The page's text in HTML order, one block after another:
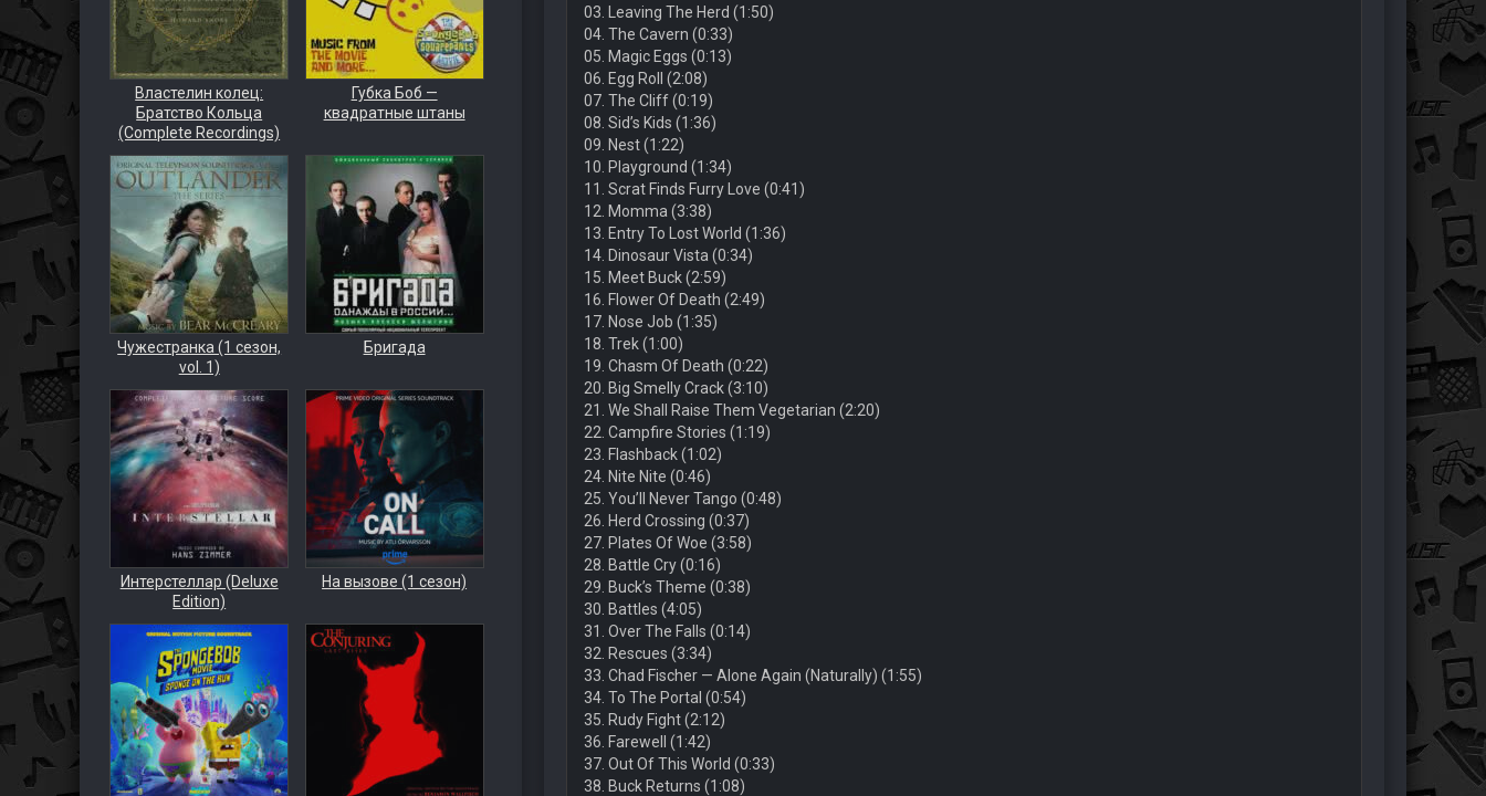
Властелин колец:
Братство Кольца
(Complete Recordings)
Губка Боб —
квадратные штаны
Чужестранка (1 сезон,
vol. 1)
Бригада
Интерстеллар (Deluxe
Edition)
На вызове (1 сезон)
03. Leaving The Herd (1:50)
04. The Cavern (0:33)
05. Magic Eggs (0:13)
06. Egg Roll (2:08)
07. The Cliff (0:19)
08. Sid’s Kids (1:36)
09. Nest (1:22)
10. Playground (1:34)
11. Scrat Finds Furry Love (0:41)
12. Momma (3:38)
13. Entry To Lost World (1:36)
14. Dinosaur Vista (0:34)
15. Meet Buck (2:59)
16. Flower Of Death (2:49)
17. Nose Job (1:35)
18. Trek (1:00)
19. Chasm Of Death (0:22)
20. Big Smelly Crack (3:10)
21. We Shall Raise Them Vegetarian (2:20)
22. Campfire Stories (1:19)
23. Flashback (1:02)
24. Nite Nite (0:46)
25. You’ll Never Tango (0:48)
26. Herd Crossing (0:37)
27. Plates Of Woe (3:58)
28. Battle Cry (0:16)
29. Buck’s Theme (0:38)
30. Battles (4:05)
31. Over The Falls (0:14)
32. Rescues (3:34)
33. Chad Fischer — Alone Again (Naturally) (1:55)
34. To The Portal (0:54)
35. Rudy Fight (2:12)
36. Farewell (1:42)
37. Out Of This World (0:33)
38. Buck Returns (1:08)